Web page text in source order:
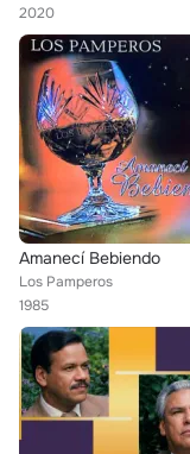
2020
Amanecí Bebiendo
Los Pamperos
1985